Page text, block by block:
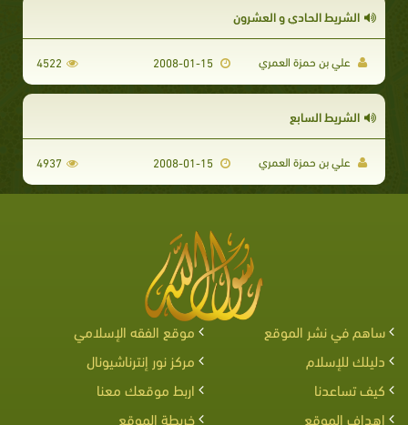
الشريط الحادي و العشرون
علي بن حمزة العمري 4522
الشريط السابع
علي بن حمزة العمري 4937
ساهم في نشر الموقع
موقع الفقه الإسلامي
دليلك للإسلام
مركز نور إنترناشيونال
كيف تساعدنا
اربط موقعك معنا
اهداف الموقع
خريطة الموقع